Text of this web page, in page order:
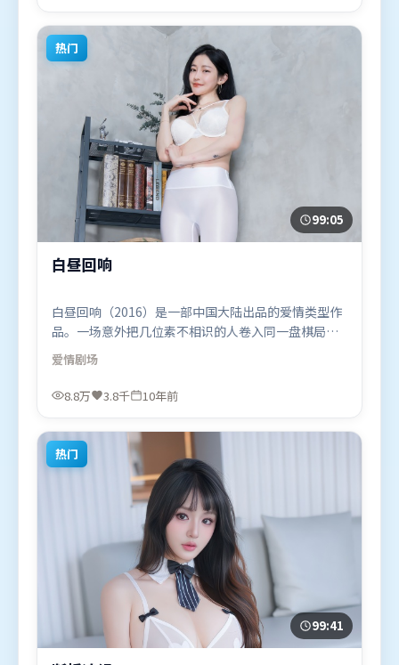
幻题材的观众观看。
热门
99:05
白昼回响
白昼回响（2016）是一部中国大陆出品的爱情类型作
品。一场意外把几位素不相识的人卷入同一盘棋局，
信任与背叛交替上演。叙事线索多线并进，最终在关
键节点收束。由吕克·贝松执导，奥卡菲娜、汤姆·
哈迪、章子怡，托尼·贾、迪皮卡·帕度柯妮、胡歌
部分地区首映上线，适合喜欢爱情题材的观众观看。
爱情剧场
8.8万 3.8千 10年前
热门
99:41